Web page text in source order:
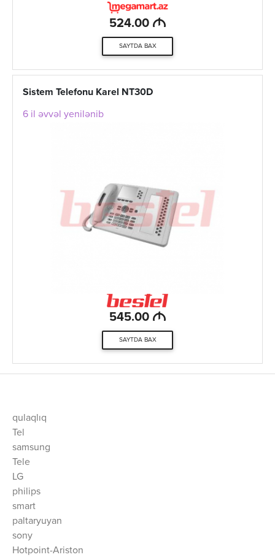
524.00 M
SAYTDA BAX
Sistem Telefonu Karel NT30D
6 il əvvəl yenilənib
545.00 M
SAYTDA BAX
qulaqlıq
Tel
samsung
Tele
LG
philips
smart
paltaryuyan
sony
Hotpoint-Ariston